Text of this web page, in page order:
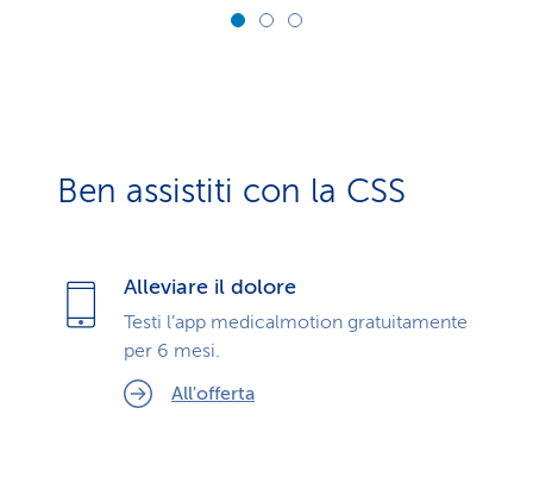
Ben assistiti con la CSS
Alleviare il dolore
Testi l’app medicalmotion gratuitamente
per 6 mesi.
All'offerta